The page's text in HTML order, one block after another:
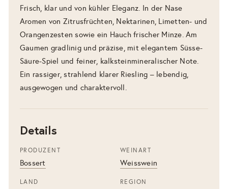
Frisch, klar und von kühler Eleganz. In der Nase
Aromen von Zitrusfrüchten, Nektarinen, Limetten- und
Orangenzesten sowie ein Hauch frischer Minze. Am
Gaumen gradlinig und präzise, mit elegantem Süsse-
Säure-Spiel und feiner, kalksteinmineralischer Note.
Ein rassiger, strahlend klarer Riesling – lebendig,
ausgewogen und charaktervoll.
Details
PRODUZENT
Bossert
WEINART
Weisswein
LAND REGION